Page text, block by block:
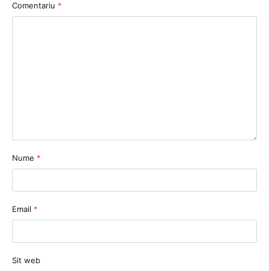
Comentariu *
Nume *
Email *
Sit web